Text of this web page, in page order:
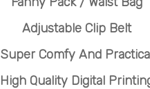
Adjustable Clip Belt
Super Comfy And
High Quality Digital